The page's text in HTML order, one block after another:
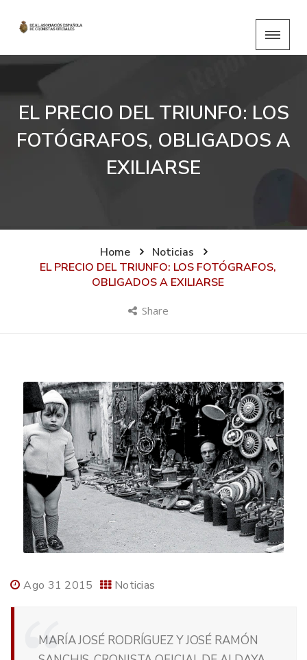
EL PRECIO DEL TRIUNFO: LOS
FOTÓGRAFOS, OBLIGADOS A
EXILIARSE
Home
Noticias
EL PRECIO DEL TRIUNFO: LOS FOTÓGRAFOS,
OBLIGADOS A EXILIARSE
Share
Ago 31 2015 Noticias
MARÍA JOSÉ RODRÍGUEZ Y JOSÉ RAMÓN